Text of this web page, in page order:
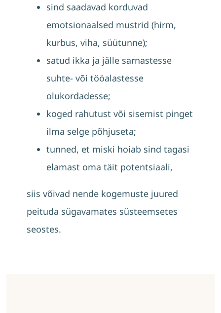
sind saadavad korduvad
emotsionaalsed mustrid (hirm,
kurbus, viha, süütunne);
satud ikka ja jälle sarnastesse
suhte- või tööalastesse
olukordadesse;
koged rahutust või sisemist pinget
ilma selge põhjuseta;
tunned, et miski hoiab sind tagasi
elamast oma täit potentsiaali,
siis võivad nende kogemuste juured
peituda sügavamates süsteemsetes
seostes.